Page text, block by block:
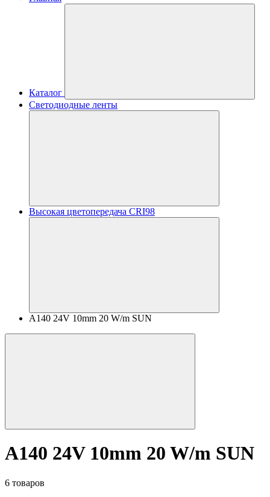
Каталог
Светодиодные ленты
Высокая цветопередача CRI98
A140 24V 10mm 20 W/m SUN
A140 24V 10mm 20 W/m SUN
6 товаров